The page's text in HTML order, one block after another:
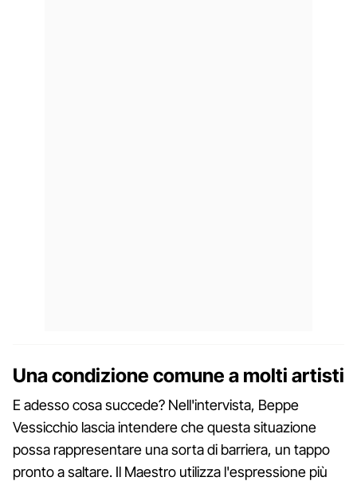
Una condizione comune a molti artisti
E adesso cosa succede? Nell'intervista, Beppe
Vessicchio lascia intendere che questa situazione
possa rappresentare una sorta di barriera, un tappo
pronto a saltare. Il Maestro utilizza l'espressione più